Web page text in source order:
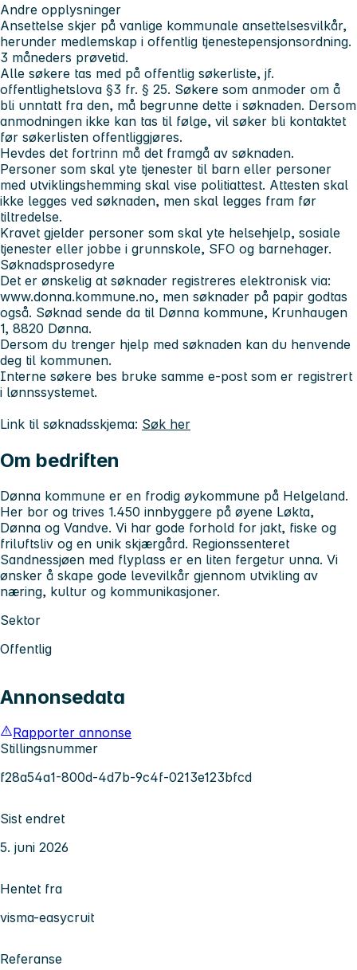
Andre opplysninger
Ansettelse skjer på vanlige kommunale ansettelsesvilkår,
herunder medlemskap i offentlig tjenestepensjonsordning.
3 måneders prøvetid.
Alle søkere tas med på offentlig søkerliste, jf.
offentlighetslova §3 fr. § 25. Søkere som anmoder om å
bli unntatt fra den, må begrunne dette i søknaden. Dersom
anmodningen ikke kan tas til følge, vil søker bli kontaktet
før søkerlisten offentliggjøres.
Hevdes det fortrinn må det framgå av søknaden.
Personer som skal yte tjenester til barn eller personer
med utviklingshemming skal vise politiattest. Attesten skal
ikke legges ved søknaden, men skal legges fram før
tiltredelse.
Kravet gjelder personer som skal yte helsehjelp, sosiale
tjenester eller jobbe i grunnskole, SFO og barnehager.
Søknadsprosedyre
Det er ønskelig at søknader registreres elektronisk via:
www.donna.kommune.no, men søknader på papir godtas
også. Søknad sende da til Dønna kommune, Krunhaugen
1, 8820 Dønna.
Dersom du trenger hjelp med søknaden kan du henvende
deg til kommunen.
Interne søkere bes bruke samme e-post som er registrert
i lønnssystemet.
Link til søknadsskjema: Søk her
Om bedriften
Dønna kommune er en frodig øykommune på Helgeland.
Her bor og trives 1.450 innbyggere på øyene Løkta,
Dønna og Vandve. Vi har gode forhold for jakt, fiske og
friluftsliv og en unik skjærgård. Regionssenteret
Sandnessjøen med flyplass er en liten fergetur unna. Vi
ønsker å skape gode levevilkår gjennom utvikling av
næring, kultur og kommunikasjoner.
Sektor
Offentlig
Annonsedata
Rapporter annonse
Stillingsnummer
f28a54a1-800d-4d7b-9c4f-0213e123bfcd
Sist endret
5. juni 2026
Hentet fra
visma-easycruit
Referanse